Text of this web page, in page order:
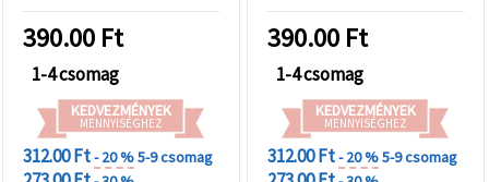
390.00 Ft
1-4 csomag
KEDVEZMÉNYEK
MENNYISÉGHEZ
312.00 Ft- 20 %5-9 csomag
390.00 Ft
1-4 csomag
KEDVEZMÉNYEK
MENNYISÉGHEZ
312.00 Ft- 20 %5-9 csomag